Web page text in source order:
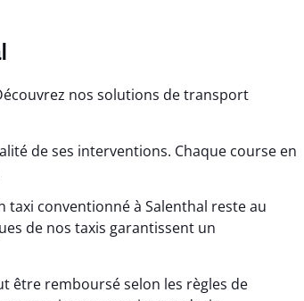
nos solutions de transport
de ses interventions. Chaque course en
taxi conventionné à Salenthal reste au
de nos taxis garantissent un
être remboursé selon les règles de